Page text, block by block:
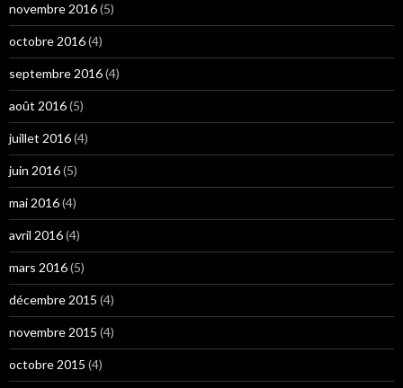
novembre 2016(5)
octobre 2016(4)
septembre 2016(4)
août 2016(5)
juillet 2016(4)
juin 2016(5)
mai 2016(4)
avril 2016(4)
mars 2016(5)
décembre 2015 (4)
novembre 2015 (4)
octobre 2015 (4)